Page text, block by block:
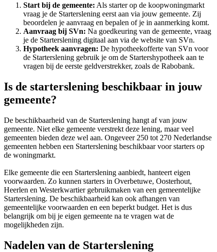
Start bij de gemeente: Als starter op de koopwoningmarkt
vraag je de Starterslening eerst aan via jouw gemeente. Zij
beoordelen je aanvraag en bepalen of je in aanmerking komt.
Aanvraag bij SVn: Na goedkeuring van de gemeente, vraag
je de Starterslening digitaal aan via de website van SVn.
Hypotheek aanvragen: De hypotheekofferte van SVn voor
de Starterslening gebruik je om de Startershypotheek aan te
vragen bij de eerste geldverstrekker, zoals de Rabobank.
Is de starterslening beschikbaar in jouw
gemeente?
De beschikbaarheid van de Starterslening hangt af van jouw
gemeente. Niet elke gemeente verstrekt deze lening, maar veel
gemeenten bieden deze wel aan. Ongeveer 250 tot 270 Nederlandse
gemeenten hebben een Starterslening beschikbaar voor starters op
de woningmarkt.
Elke gemeente die een Starterslening aanbiedt, hanteert eigen
voorwaarden. Zo kunnen starters in Overbetuwe, Oosterhout,
Heerlen en Westerkwartier gebruikmaken van een gemeentelijke
Starterslening. De beschikbaarheid kan ook afhangen van
gemeentelijke voorwaarden en een beperkt budget. Het is dus
belangrijk om bij je eigen gemeente na te vragen wat de
mogelijkheden zijn.
Nadelen van de Starterslening